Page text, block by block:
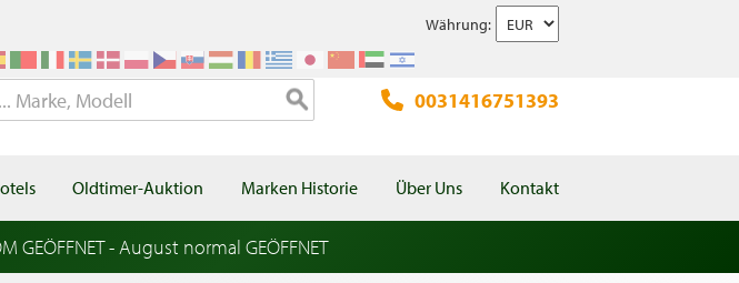
Währung:
0031416751393
Oldtimer-Auktion Marken Historie Über Uns Kontakt
- August normal GEÖFFNET